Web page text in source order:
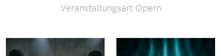
Veranstaltungsart Opern